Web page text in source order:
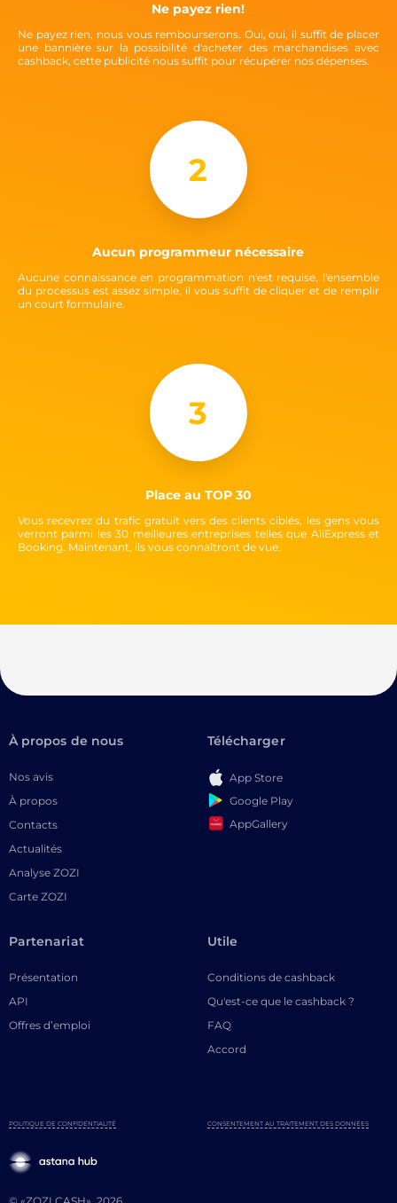
Ne payez rien!
Ne payez rien, nous vous rembourserons. Oui, oui, il suffit de placer
une bannière sur la possibilité d'acheter des marchandises avec
cashback, cette publicité nous suffit pour récupérer nos dépenses.
2
Aucun programmeur nécessaire
Aucune connaissance en programmation n'est requise, l'ensemble
du processus est assez simple, il vous suffit de cliquer et de remplir
un court formulaire.
3
Place au TOP 30
Vous recevrez du trafic gratuit vers des clients ciblés, les gens vous
verront parmi les 30 meilleures entreprises telles que AliExpress et
Booking. Maintenant, ils vous connaîtront de vue.
À propos de nous
Nos avis
À propos
Contacts
Actualités
Analyse ZOZI
Carte ZOZI
Télécharger
App Store
Google Play
AppGallery
Partenariat
Présentation
API
Offres d’emploi
Utile
Conditions de cashback
Qu'est-ce que le cashback ?
FAQ
Accord
POLITIQUE DE CONFIDENTIALITÉ CONSENTEMENT AU TRAITEMENT DES DONNÉES